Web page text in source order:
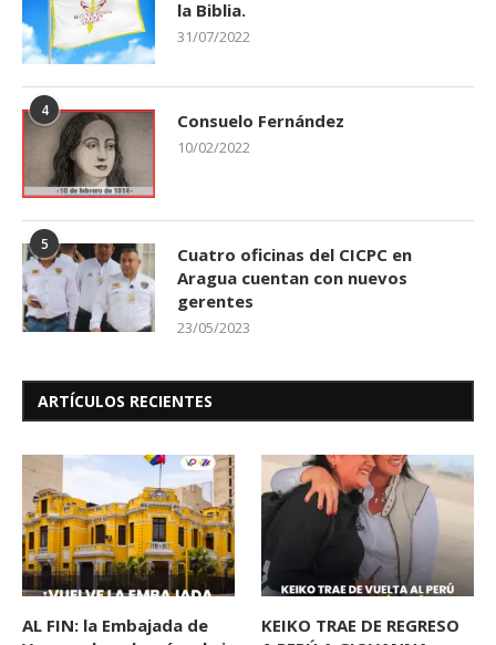
la Biblia.
31/07/2022
4 Consuelo Fernández
10/02/2022
5
Cuatro oficinas del CICPC en
Aragua cuentan con nuevos
gerentes
23/05/2023
ARTÍCULOS RECIENTES
AL FIN: la Embajada de
KEIKO TRAE DE REGRESO